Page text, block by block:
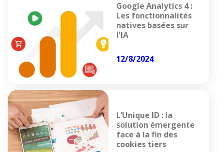
Google Analytics 4 :
Les fonctionnalités
natives basées sur
l'IA
12/8/2024
L’Unique ID : la
solution émergente
face à la fin des
cookies tiers